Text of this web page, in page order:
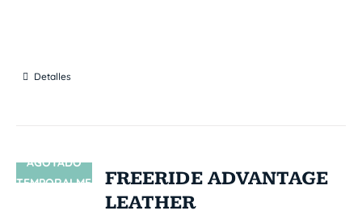
Detalles
SIN STOCK
AGOTADO
TEMPORALME
FREERIDE ADVANTAGE
LEATHER